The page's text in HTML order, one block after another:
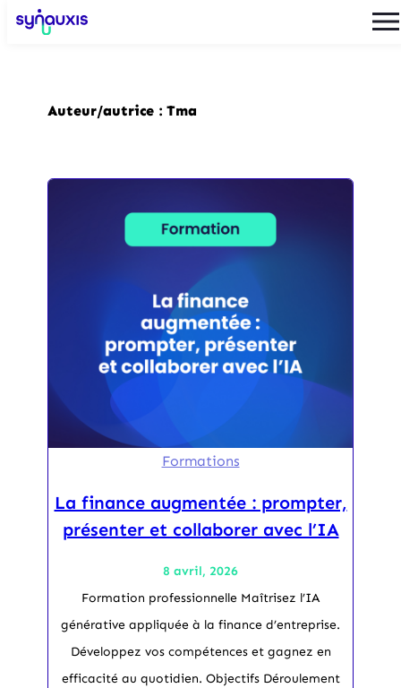
Auteur/autrice : Tma
Formations
La finance augmentée : prompter,
présenter et collaborer avec l’IA
8 avril, 2026
Formation professionnelle Maîtrisez l’IA
générative appliquée à la finance d’entreprise.
Développez vos compétences et gagnez en
efficacité au quotidien. Objectifs Déroulement